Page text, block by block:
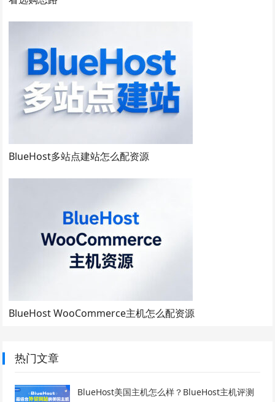
BlueHost多站点建站怎么配资源
BlueHost WooCommerce主机怎么配资源
热门文章
BlueHost美国主机怎么样？BlueHost主机评测